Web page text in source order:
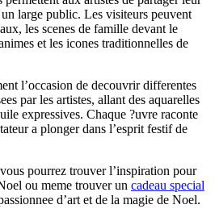
large public. Les visiteurs peuvent
les scenes de famille devant le
et les icones traditionnelles de
l’occasion de decouvrir differentes
par les artistes, allant des aquarelles
expressives. Chaque ?uvre raconte
a plonger dans l’esprit festif de
pourrez trouver l’inspiration pour
ou meme trouver un cadeau special
d’art et de la magie de Noel.